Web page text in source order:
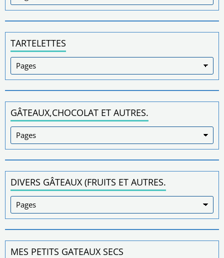
TARTELETTES
GÂTEAUX,CHOCOLAT ET AUTRES.
DIVERS GÂTEAUX (FRUITS ET AUTRES.
MES PETITS GATEAUX SECS